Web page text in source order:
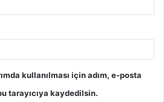
kullanılması için adım, e-posta
tarayıcıya kaydedilsin.